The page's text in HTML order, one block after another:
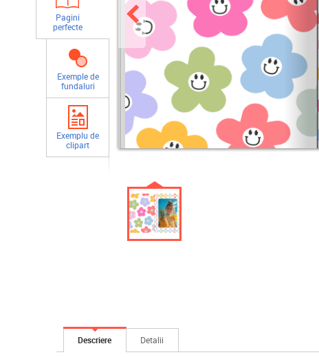
Pagini
perfecte
Exemple de
fundaluri
Exemplu de
clipart
Descriere Detalii